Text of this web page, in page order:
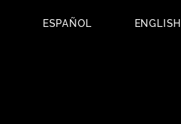
ESPAÑOL ENGLISH